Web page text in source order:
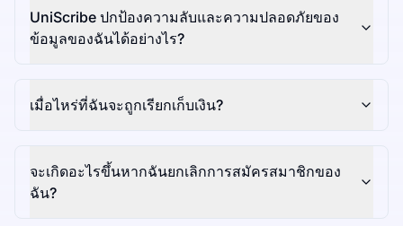
UniScribe ปกป้องความลับและความปลอดภัยของ
ข้อมูลของฉันได้อย่างไร?
เมื่อไหร่ที่ฉันจะถูกเรียกเก็บเงิน?
จะเกิดอะไรขึ้นหากฉันยกเลิกการสมัครสมาชิกของ
ฉัน?